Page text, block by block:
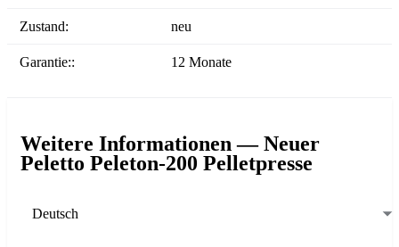
Zustand: neu
Garantie:: 12 Monate
Weitere Informationen — Neuer
Peletto Peleton-200 Pelletpresse
Deutsch